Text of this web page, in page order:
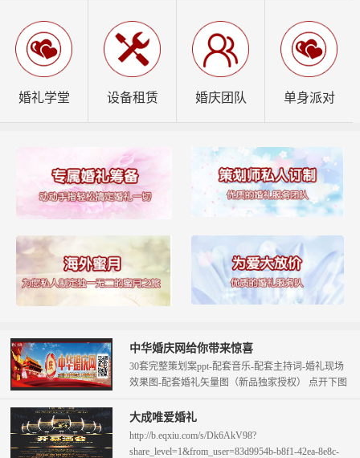
婚礼学堂 设备租赁 婚庆团队 单身派对
中华婚庆网给你带来惊喜
30套完整策划案ppt-配套音乐-配套主持词-婚礼现场
效果图-配套婚礼矢量图（新品独家授权） 点开下图
大成唯爱婚礼
http://b.eqxiu.com/s/Dk6AkV98?
share_level=1&from_user=83d9954b-b8f1-42ea-8e8c-